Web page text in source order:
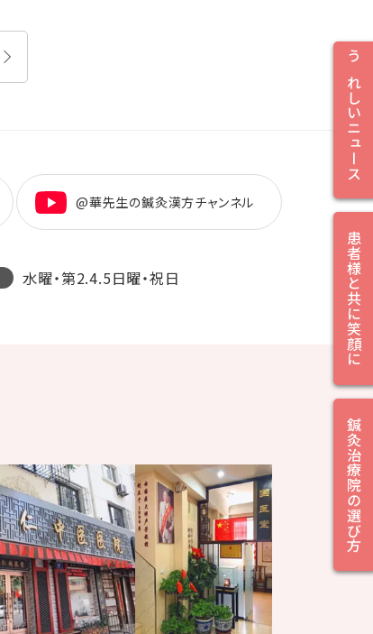
うれしいニュース
患者様と共に笑顔に
鍼灸治療院の選び方
@華先生の鍼灸漢方チャンネル
水曜・第2.4.5日曜・祝日